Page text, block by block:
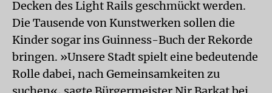
Decken des Light Rails geschmückt werden.
Die Tausende von Kunstwerken sollen die
Kinder sogar ins Guinness-Buch der Rekorde
bringen. »Unsere Stadt spielt eine bedeutende
Rolle dabei, nach Gemeinsamkeiten zu